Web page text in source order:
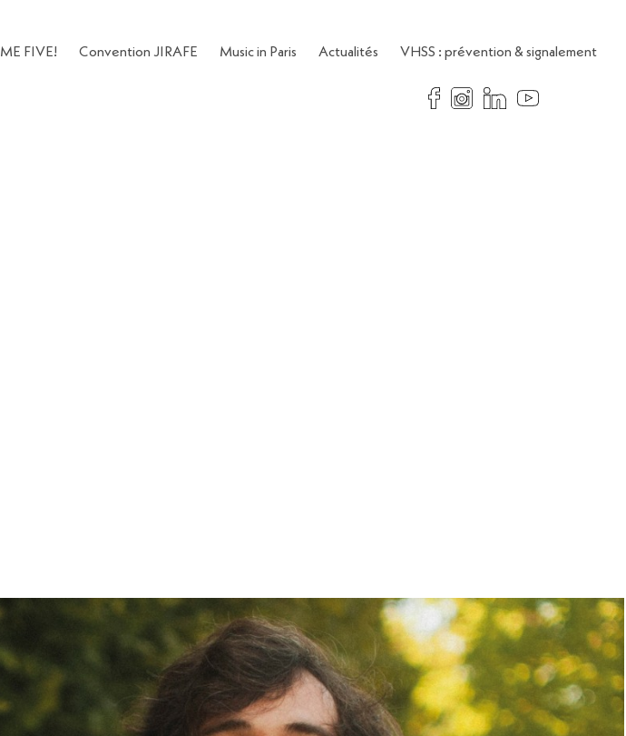
FIVE! Convention JIRAFE Music in Paris Actualités VHSS : prévention & signalement